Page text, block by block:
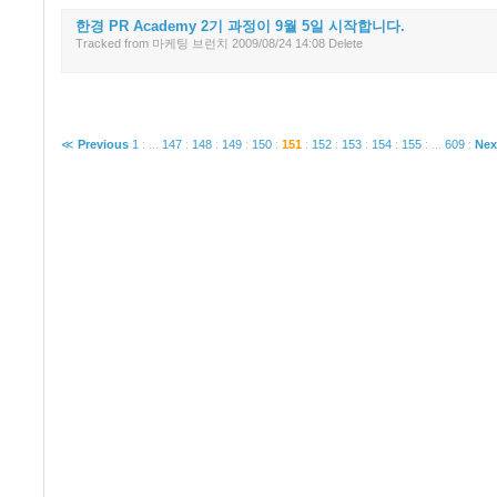
한경 PR Academy 2기 과정이 9월 5일 시작합니다.
Tracked from 마케팅 브런치 2009/08/24 14:08 Delete
≪ Previous 1 : 147 : 148 : 149 : 150 : 151 : 152 : 153 : 154 : 155 : 609 :